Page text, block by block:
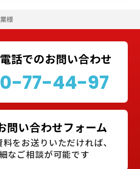
様
話でのお問い合わせ
77-44-97
問い合わせフォーム
をお送りいただければ、
なご相談が可能です